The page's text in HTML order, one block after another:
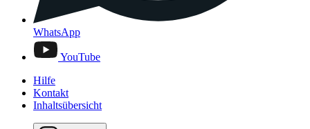
WhatsApp
YouTube
Hilfe
Kontakt
Inhaltsübersicht